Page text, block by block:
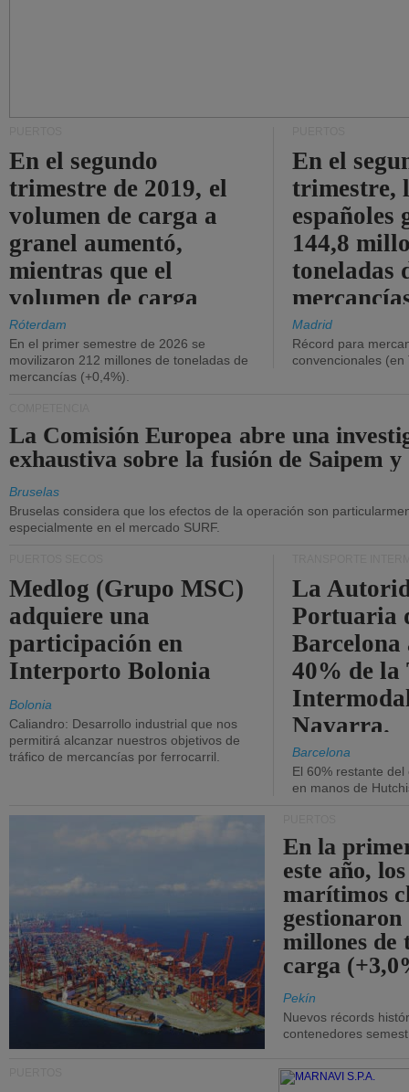
En el segundo
trimestre de 2019, el
volumen de carga a
granel aumentó,
mientras que el
volumen de carga
general disminuyó.
Róterdam
En el primer semestre de 2026 se
movilizaron 212 millones de toneladas de
mercancías (+0,4%).
En el
trimestre,
españoles
144,8
toneladas
Madrid
Récord para
convencionales (en
La Comisión Europea abre una
exhaustiva sobre la fusión de Saipem y
Bruselas
Bruselas considera que los efectos de la operación son
especialmente en el mercado SURF.
Medlog (Grupo MSC)
adquiere una
participación en
Interporto Bolonia
Bolonia
Caliandro: Desarrollo industrial que nos
permitirá alcanzar nuestros objetivos de
tráfico de mercancías por ferrocarril.
La
Portuaria
40% de la
Navarra.
Barcelona
El 60% restante
en manos de
En la
este año,
marítimos
gestionaron
millones de
carga
Pekín
Nuevos récords
contenedores